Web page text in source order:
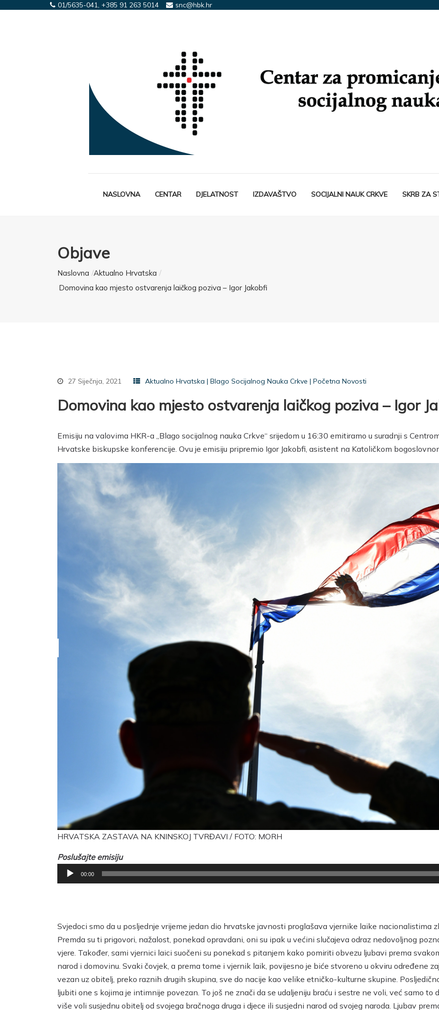
01/5635-041, +385 91 263 5014 snc@hbk.hr
NASLOVNA CENTAR DJELATNOST IZDAVAŠTVO SOCIJALNI NAUK CRKVE SKRB ZA
Objave
Naslovna Aktualno Hrvatska
Domovina kao mjesto ostvarenja laičkog poziva – Igor Jakobfi
27 Siječnja, 2021 Aktualno Hrvatska | Blago Socijalnog Nauka Crkve | Početna Novosti
Domovina kao mjesto ostvarenja laičkog poziva – Igor
Emisiju na valovima HKR-a „Blago socijalnog nauka Crkve“ srijedom u 16:30 emitiramo u suradnji s
Hrvatske biskupske konferencije. Ovu je emisiju pripremio Igor Jakobfi, asistent na Katoličkom
HRVATSKA ZASTAVA NA KNINSKOJ TVRĐAVI / FOTO: MORH
Poslušajte emisiju
Reproduktor
audiozapisa
00:00
Svjedoci smo da u posljednje vrijeme jedan dio hrvatske javnosti proglašava vjernike laike nacionalistima
Premda su ti prigovori, nažalost, ponekad opravdani, oni su ipak u većini slučajeva odraz nedovoljnog
vjere. Također, sami vjernici laici suočeni su ponekad s pitanjem kako pomiriti obvezu ljubavi prema
narod i domovinu. Svaki čovjek, a prema tome i vjernik laik, povijesno je biće stvoreno u okviru određene
vezan uz obitelj, preko raznih drugih skupina, sve do nacije kao velike etničko-kulturne skupine.
ljubiti one s kojima je intimnije povezan. To još ne znači da se udaljeniju braću i sestre ne voli, već samo
više voli susjednu obitelj od svojega bračnoga druga i djece ili susjedni narod od svojeg naroda. Ljubav